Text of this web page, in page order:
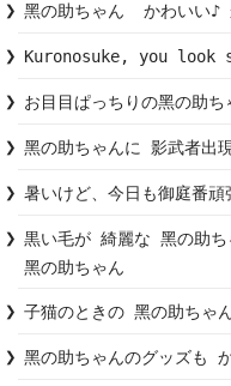
黑の助ちゃん  かわいい♪
Kuronosuke, you
お目目ぱっちりの黑の助
黑の助ちゃんに 影武者出
暑いけど、今日も御庭番頑
黒い毛が 綺麗な 黑の助ち
黑の助ちゃん
子猫のときの 黑の助ちゃ
黑の助ちゃんのグッズも